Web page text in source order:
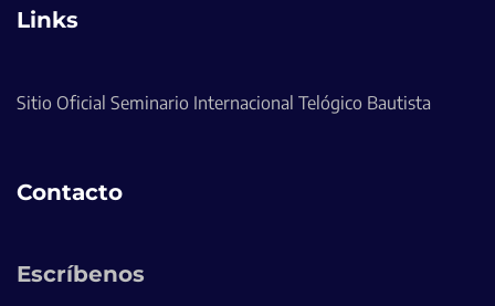
Links
Sitio Oficial Seminario Internacional Telógico Bautista
Contacto
Escríbenos